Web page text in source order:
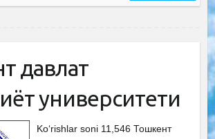
давлат
университети
Ko‘rishlar soni 11,546 Тошкент